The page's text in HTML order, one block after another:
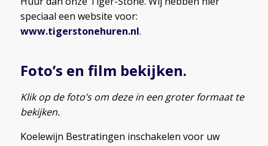
speciaal een website voor:
www.tigerstonehuren.nl.
Foto’s en film bekijken.
Klik op de foto’s om deze in een groter formaat te
bekijken.
Koelewijn Bestratingen inschakelen voor uw